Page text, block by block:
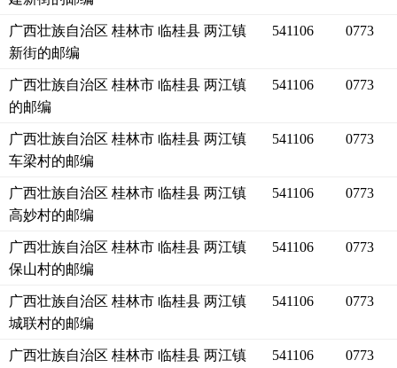
广西壮族自治区 桂林市 临桂县 两江镇
新街的邮编
541106 0773
广西壮族自治区 桂林市 临桂县 两江镇
的邮编
541106 0773
广西壮族自治区 桂林市 临桂县 两江镇
车梁村的邮编
541106 0773
广西壮族自治区 桂林市 临桂县 两江镇
高妙村的邮编
541106 0773
广西壮族自治区 桂林市 临桂县 两江镇
保山村的邮编
541106 0773
广西壮族自治区 桂林市 临桂县 两江镇
城联村的邮编
541106 0773
广西壮族自治区 桂林市 临桂县 两江镇 541106 0773